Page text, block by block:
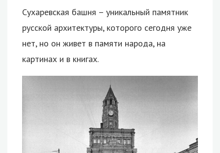
Сухаревская башня – уникальный памятник
русской архитектуры, которого сегодня уже
нет, но он живет в памяти народа, на
картинах и в книгах.